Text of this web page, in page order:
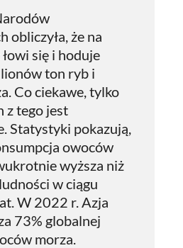
obliczyła, że na
się i hoduje
ton ryb i
Co ciekawe, tylko
z tego jest
Statystyki pokazują,
owoców
wyższa niż
w ciągu
W 2022 r. Azja
73% globalnej
morza.